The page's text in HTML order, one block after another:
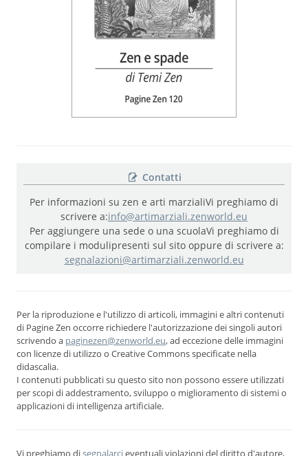
Contatti
Per informazioni su zen e arti marzialiVi preghiamo di
scrivere a:info@artimarziali.zenworld.eu
Per aggiungere una sede o una scuolaVi preghiamo di
compilare i modulipresenti sul sito oppure di scrivere a:
segnalazioni@artimarziali.zenworld.eu
Per la riproduzione e l'utilizzo di articoli, immagini e altri contenuti
di Pagine Zen occorre richiedere l'autorizzazione dei singoli autori
scrivendo a paginezen@zenworld.eu, ad eccezione delle immagini
con licenze di utilizzo o Creative Commons specificate nella
didascalia.
I contenuti pubblicati su questo sito non possono essere utilizzati
per scopi di addestramento, sviluppo o miglioramento di sistemi o
applicazioni di intelligenza artificiale.
Vi preghiamo disegnalarcieventuali violazioni del diritto d'autore,